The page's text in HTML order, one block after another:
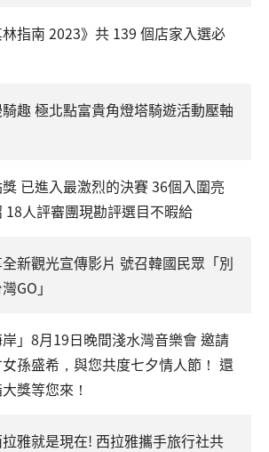
林指南 2023》共 139 個店家入選必
趣 極北點富貴角燈塔騎遊活動壓軸
獎 已進入最激烈的決賽 36個入圍亮
18人評審團現勘評選目不暇給
新觀光宣傳影片 號召韓國民眾「別
GO」
岸」8月19日晚間淺水灣音樂會 邀請
孫盛希，與您共度七夕情人節！ 還
獎等您來！
雅就是現在! 西拉雅攜手旅行社共